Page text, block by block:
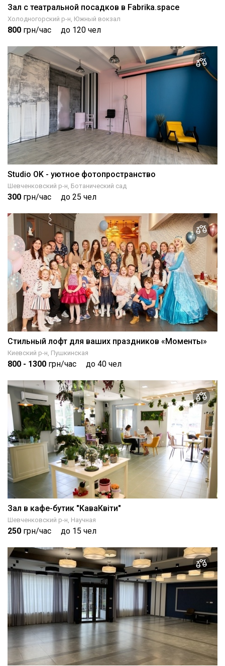
Зал с театральной посадков в Fabrika.space
Холодногорский р-н, Южный вокзал
800 грн/час до 120 чел
Studio OK - уютное фотопространство
Шевченковский р-н, Ботанический сад
300 грн/час до 25 чел
Стильный лофт для ваших праздников «Моменты»
Киевский р-н, Пушкинская
800 - 1300 грн/час до 40 чел
Зал в кафе-бутик "КаваКвіти"
Шевченковский р-н, Научная
250 грн/час до 15 чел